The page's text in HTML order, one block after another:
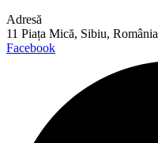
Adresă
11 Piața Mică, Sibiu, România
Facebook